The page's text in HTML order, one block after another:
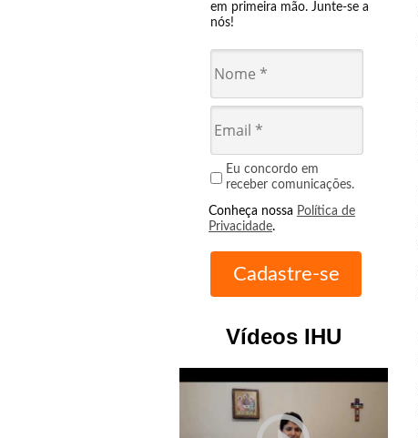
em primeira mão. Junte-se a
nós!
Eu concordo em
receber comunicações.
Conheça nossa Política de
Privacidade.
Vídeos IHU